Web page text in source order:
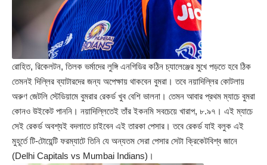
রোহিত, রিকেলটন, তিলক ভর্মাদের লুঙ্গি এনগিডির কঠিন চ্যালেঞ্জের মুখে পড়তে হবে ঠিক
তেমনই দিল্লির ব্যাটারদের জন্য অপেক্ষায় থাকবেন বুমরা। তবে নয়াদিল্লির কোট‍লায়
অরুণ জেট‍লি স্টেডিয়ামে বুমরার রেকর্ড খুব বেশি ভালনা। তেমন আবার প্রথম ম্যাচে বুমরা
কোনও উইকেট পাননি। নয়াদিল্লিতেই তাঁর ইকনমি সবচেয়ে খারাপ, ৮.৯৭। এই ম্যাচে
সেই রেকর্ড অবশ্যই বদলাতে চাইবেন এই তারকা পেসার। তবে রেকর্ড যাই বলুক এই
মুহূর্তে টি-টোয়েন্টি ফরম্যাটে তিনি যে অন্যতম সেরা পেসার সেটা ক্রিকেটবিশ্ব জানে
(Delhi Capitals vs Mumbai Indians)।